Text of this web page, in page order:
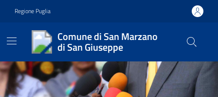
Regione Puglia
Comune di San Marzano
di San Giuseppe
Contenuti in evidenza